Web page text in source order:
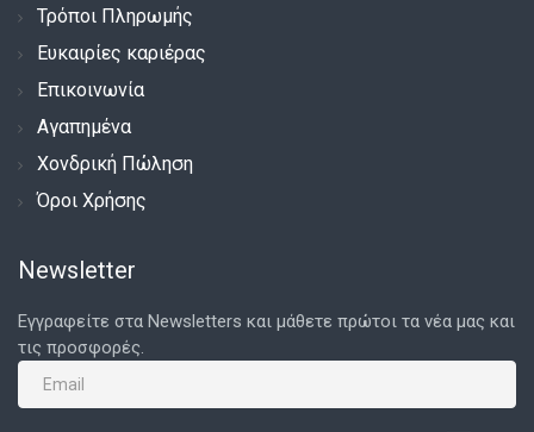
Τρόποι Πληρωμής
Ευκαιρίες καριέρας
Επικοινωνία
Αγαπημένα
Χονδρική Πώληση
Όροι Χρήσης
Newsletter
Εγγραφείτε στα Newsletters και μάθετε πρώτοι τα νέα μας και
τις προσφορές.